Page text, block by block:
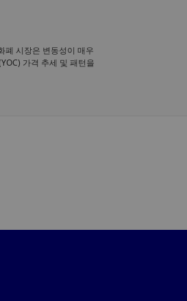
폐 시장은 변동성이 매우
가격 추세 및 패턴을